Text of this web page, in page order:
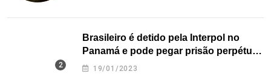
Brasileiro é detido pela Interpol no
Panamá e pode pegar prisão perpétua
nos EUA
19/01/2023